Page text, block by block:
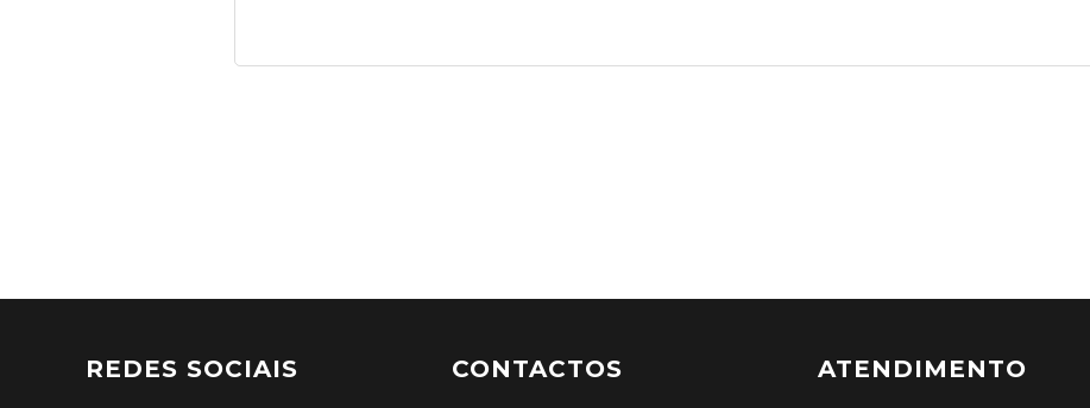
REDES SOCIAIS CONTACTOS ATENDIMENTO